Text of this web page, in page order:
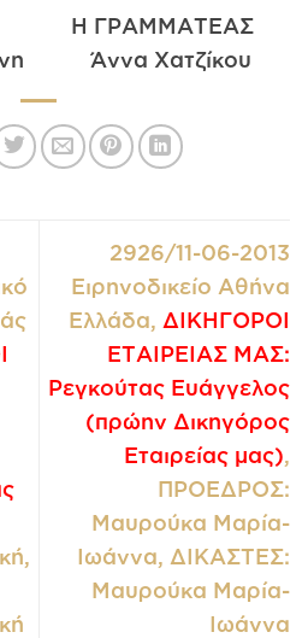
ΓΡΑΜΜΑΤΕΑΣ
Άννα Χατζίκου
2926/11-06-2013
Ειρηνοδικείο Αθήνα
Ελλάδα, ΔΙΚΗΓΟΡΟΙ
ΕΤΑΙΡΕΙΑΣ ΜΑΣ:
Ρεγκούτας Ευάγγελος
(πρώην Δικηγόρος
Εταιρείας μας),
ΠΡΟΕΔΡΟΣ:
Μαυρούκα Μαρία-
Ιωάννα, ΔΙΚΑΣΤΕΣ:
Μαυρούκα Μαρία-
Ιωάννα